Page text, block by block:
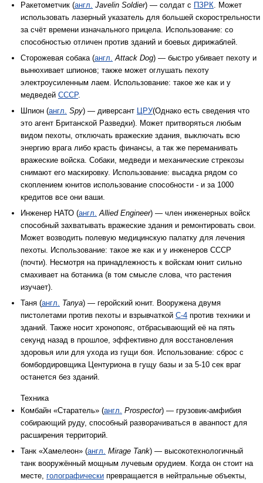
Ракетометчик (англ. Javelin Soldier) — солдат с ПЗРК. Может
использовать лазерный указатель для большей скорострельности
за счёт времени изначального прицела. Использование: со
способностью отличен против зданий и боевых дирижаблей.
Сторожевая собака (англ. Attack Dog) — быстро убивает пехоту и
вынюхивает шпионов; также может оглушать пехоту
электроусиленным лаем. Использование: такое же как и у
медведей СССР.
Шпион (англ. Spy) — диверсант ЦРУ(Однако есть сведения что
это агент Британской Разведки). Может притворяться любым
видом пехоты, отключать вражеские здания, выключать всю
энергию врага либо красть финансы, а так же переманивать
вражеские войска. Собаки, медведи и механические стрекозы
снимают его маскировку. Использование: высадка рядом со
скоплением юнитов использование способности - и за 1000
кредитов все они ваши.
Инженер НАТО (англ. Allied Engineer) — член инженерных войск
способный захватывать вражеские здания и ремонтировать свои.
Может возводить полевую медицинскую палатку для лечения
пехоты. Использование: такое же как и у инженеров СССР
(почти). Несмотря на принадлежность к войскам юнит сильно
смахивает на ботаника (в том смысле слова, что растения
изучает).
Таня (англ. Tanya) — геройский юнит. Вооружена двумя
пистолетами против пехоты и взрывчаткой C-4 против техники и
зданий. Также носит хронопояс, отбрасывающий её на пять
секунд назад в прошлое, эффективно для восстановления
здоровья или для ухода из гущи боя. Использование: сброс с
бомбордировщика Центуриона в гущу базы и за 5-10 сек враг
останется без зданий.
Техника
Комбайн «Старатель» (англ. Prospector) — грузовик-амфибия
собирающий руду, способный разворачиваться в аванпост для
расширения территорий.
Танк «Хамелеон» (англ. Mirage Tank) — высокотехнологичный
танк вооружённый мощным лучевым орудием. Когда он стоит на
месте, голографически превращается в нейтральные объекты,